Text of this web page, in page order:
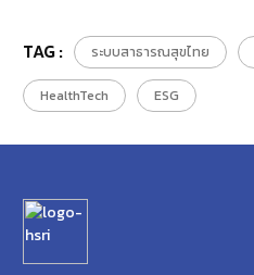
TAG : ระบบสาธารณสุขไทย
HealthTech ESG